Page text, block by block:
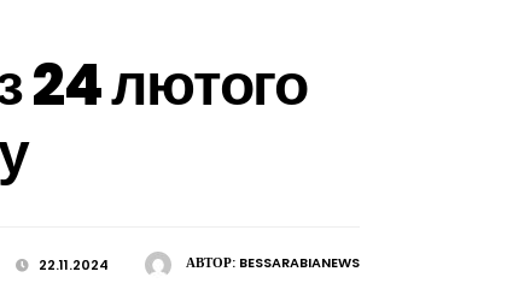
24 лютого
АВТОР: BESSARABIANEWS
22.11.2024